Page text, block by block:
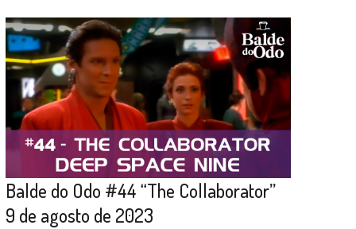
Balde do Odo #44 “The Collaborator”
9 de agosto de 2023